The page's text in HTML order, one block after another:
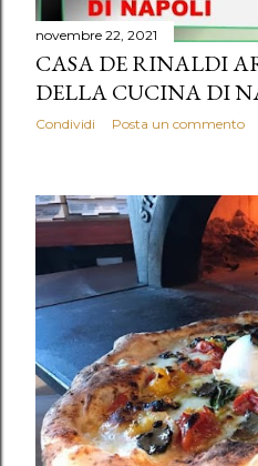
novembre 22, 2021
CASA DE RINALDI
DELLA CUCINA DI
Condividi Posta un commento